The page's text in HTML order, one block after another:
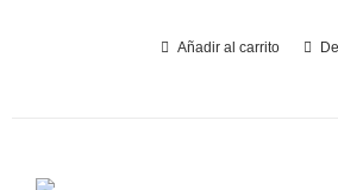
Añadir al carrito